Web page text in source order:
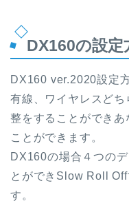
DX160の設定
DX160 ver.2020設定
有線、ワイヤレスど
整をすることができ
ことができます。
DX160の場合４つの
とができSlow Roll
す。